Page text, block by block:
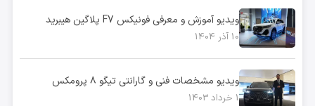
ویدیو آموزش و معرفی فونیکس F7 پلاگین هیبرید
10 آذر 1404
ویدیو مشخصات فنی و گارانتی تیگو ۸ پرومکس
1 خرداد 1403